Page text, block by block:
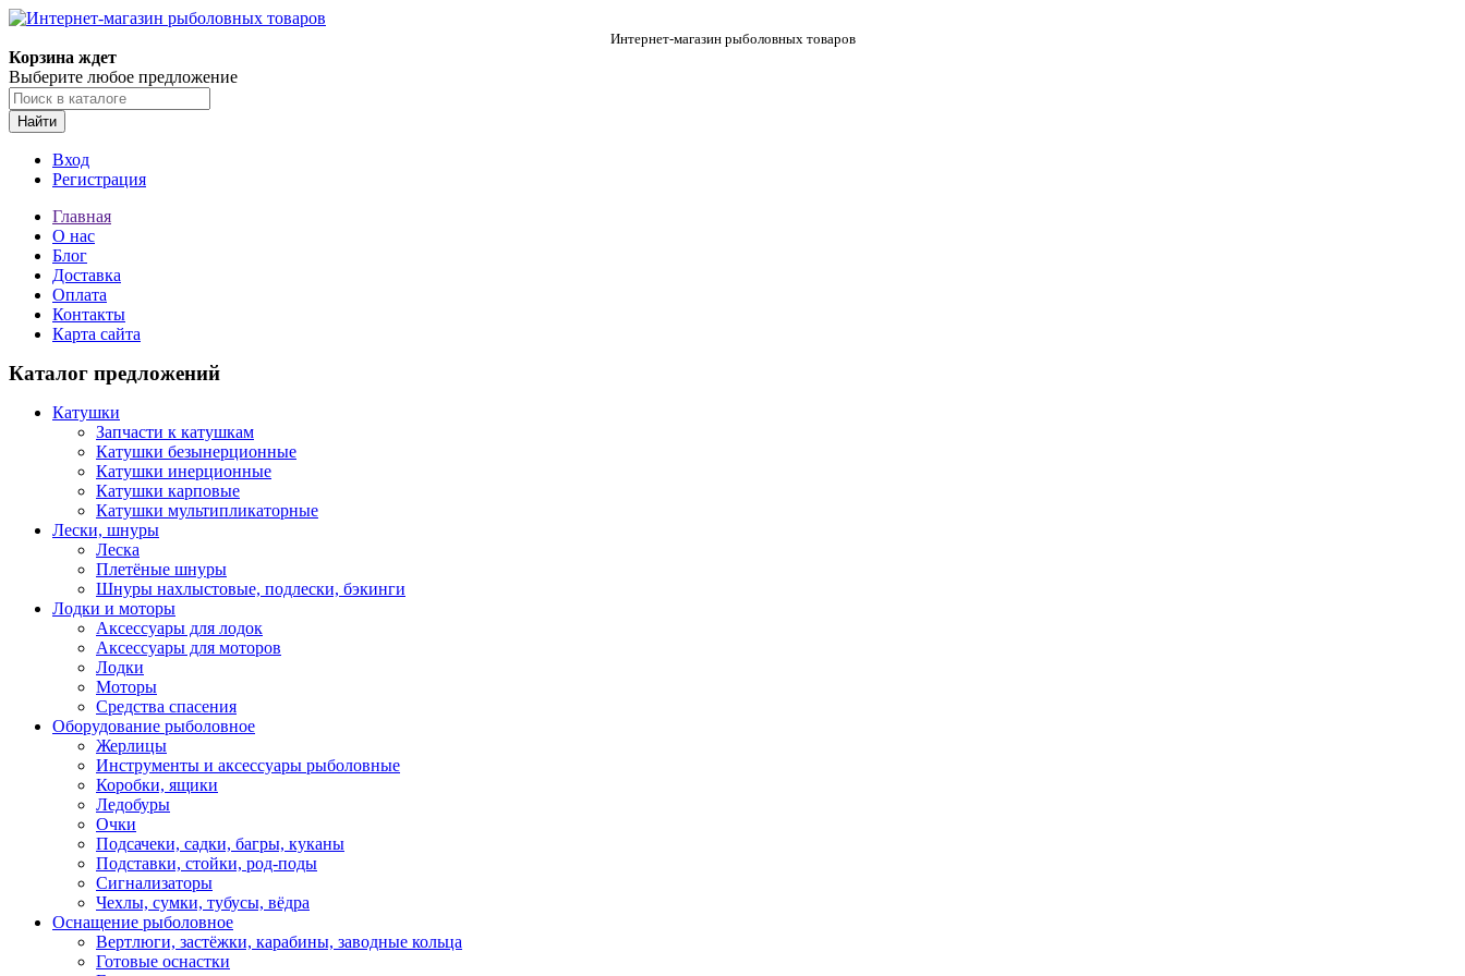
Интернет-магазин рыболовных товаров
Корзина ждет
Выберите любое предложение
Найти
Вход
Регистрация
Главная
О нас
Блог
Доставка
Оплата
Контакты
Карта сайта
Каталог предложений
Катушки
Запчасти к катушкам
Катушки безынерционные
Катушки инерционные
Катушки карповые
Катушки мультипликаторные
Лески, шнуры
Леска
Плетёные шнуры
Шнуры нахлыстовые, подлески, бэкинги
Лодки и моторы
Аксессуары для лодок
Аксессуары для моторов
Лодки
Моторы
Средства спасения
Оборудование рыболовное
Жерлицы
Инструменты и аксессуары рыболовные
Коробки, ящики
Ледобуры
Очки
Подсачеки, садки, багры, куканы
Подставки, стойки, род-поды
Сигнализаторы
Чехлы, сумки, тубусы, вёдра
Оснащение рыболовное
Вертлюги, застёжки, карабины, заводные кольца
Готовые оснастки